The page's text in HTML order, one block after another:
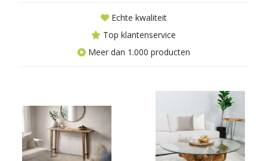
Echte kwaliteit
Top klantenservice
Meer dan 1.000 producten